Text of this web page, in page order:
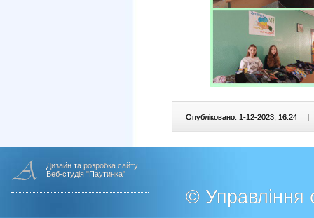
Опубліковано: 1-12-2023, 16:24 |
Дизайн та розробка сайту
Веб-студія "Паутинка"
© Управління